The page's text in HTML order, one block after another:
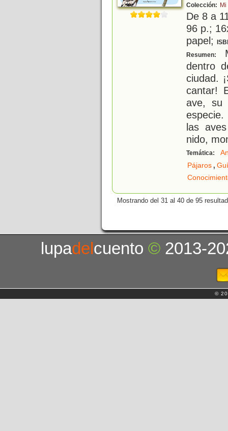
Colección:
De 8 a
96 p.;
papel;
Resumen:
dentro
ciudad.
cantar!
ave, su
especie.
las
nido,
Temática:
Pájaros,
Mostrando del 31 al 40 de 95
lupadelcuento© 2013-
©